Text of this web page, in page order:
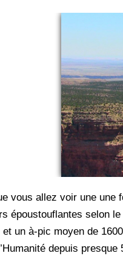
vous allez voir une
époustouflantes selon
et un à-pic moyen de
depuis presque